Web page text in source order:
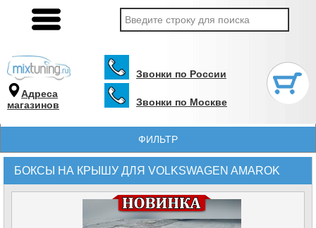
Адреса
магазинов
Звонки по России
Звонки по Москве
ФИЛЬТР
БОКСЫ НА КРЫШУ ДЛЯ VOLKSWAGEN AMAROK